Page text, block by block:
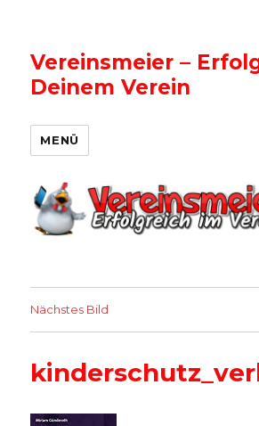
Vereinsmeier –
Deinem Verein
MENÜ
Nächstes Bild